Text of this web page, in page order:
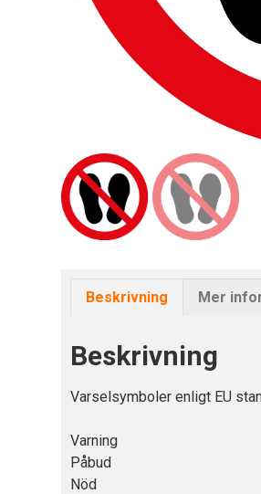
Beskrivning Mer
Beskrivning
Varselsymboler enligt EU
Varning
Påbud
Nöd